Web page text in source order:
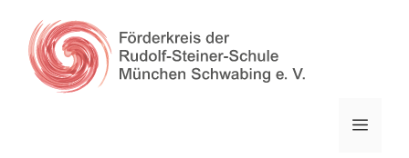
Inhalt
springen
Menü